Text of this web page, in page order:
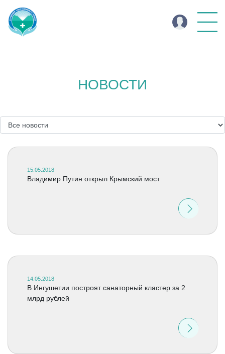
НОВОСТИ
15.05.2018
Владимир Путин открыл Крымский мост
14.05.2018
В Ингушетии построят санаторный кластер за 2
млрд рублей